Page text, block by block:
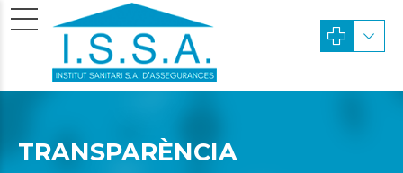
TRANSPARÈNCIA